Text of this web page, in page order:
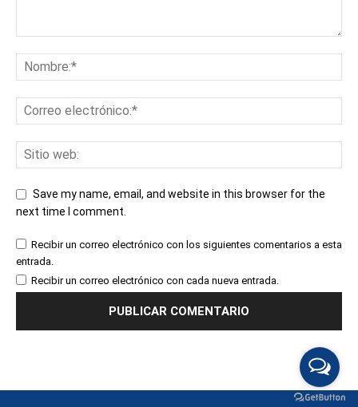
Save my name, email, and website in this browser for the
next time I comment.
Recibir un correo electrónico con los siguientes comentarios a esta
entrada.
Recibir un correo electrónico con cada nueva entrada.